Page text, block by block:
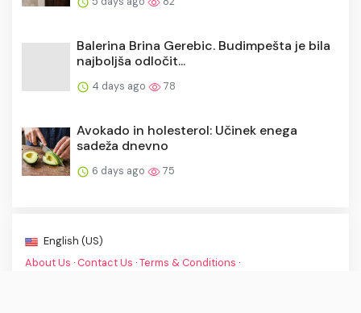
Balerina Brina Gerebic. Budimpešta je bila
najboljša odločit...
4 days ago 78
Avokado in holesterol: Učinek enega
sadeža dnevno
6 days ago 75
English (US)
About Us · Contact Us ·Terms & Conditions ·